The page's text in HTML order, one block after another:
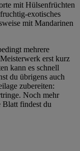
mit Hülsenfrüchten
exotisches
mit Mandarinen
mehrere
erst kurz
kann es schnell
du übrigens auch
zubereiten:
Noch mehr
Blatt findest du